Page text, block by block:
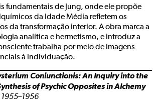
fundamentais de Jung, onde ele propõe
da Idade Média refletem os
da transformação interior. A obra marca a
analítica e hermetismo, e introduz a
trabalha por meio de imagens
à individuação.
Coniunctionis: An Inquiry into the
of Psychic Opposites in Alchemy